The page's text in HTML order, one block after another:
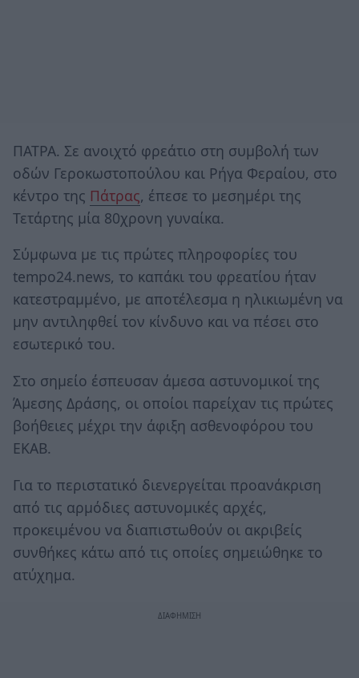
ΠΑΤΡΑ. Σε ανοιχτό φρεάτιο στη συμβολή των
οδών Γεροκωστοπούλου και Ρήγα Φεραίου, στο
κέντρο της Πάτρας, έπεσε το μεσημέρι της
Τετάρτης μία 80χρονη γυναίκα.
Σύμφωνα με τις πρώτες πληροφορίες του
tempo24.news, το καπάκι του φρεατίου ήταν
κατεστραμμένο, με αποτέλεσμα η ηλικιωμένη να
μην αντιληφθεί τον κίνδυνο και να πέσει στο
εσωτερικό του.
Στο σημείο έσπευσαν άμεσα αστυνομικοί της
Άμεσης Δράσης, οι οποίοι παρείχαν τις πρώτες
βοήθειες μέχρι την άφιξη ασθενοφόρου του
ΕΚΑΒ.
Για το περιστατικό διενεργείται προανάκριση
από τις αρμόδιες αστυνομικές αρχές,
προκειμένου να διαπιστωθούν οι ακριβείς
συνθήκες κάτω από τις οποίες σημειώθηκε το
ατύχημα.